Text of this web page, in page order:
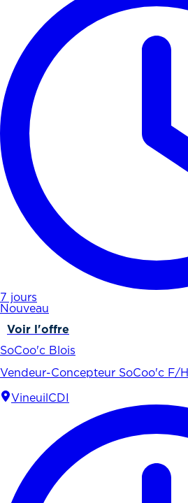
7 jours
Nouveau
Voir l'offre
SoCoo'c Blois
Vendeur-Concepteur SoCoo'c F/H
Vineuil CDI